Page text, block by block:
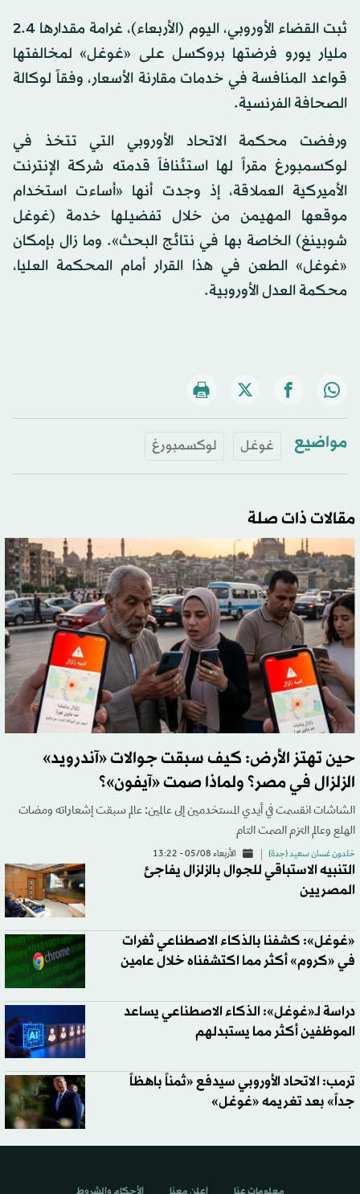
ثبت القضاء الأوروبي، اليوم (الأربعاء)، غرامة مقدارها 2.4
مليار يورو فرضتها بروكسل على «غوغل» لمخالفتها
قواعد المنافسة في خدمات مقارنة الأسعار، وفقاً لوكالة
الصحافة الفرنسية.
ورفضت محكمة الاتحاد الأوروبي التي تتخذ في
لوكسمبورغ مقراً لها استئنافاً قدمته شركة الإنترنت
الأميركية العملاقة، إذ وجدت أنها «أساءت استخدام
موقعها المهيمن من خلال تفضيلها خدمة (غوغل
شوبينغ) الخاصة بها في نتائج البحث». وما زال بإمكان
«غوغل» الطعن في هذا القرار أمام المحكمة العليا،
محكمة العدل الأوروبية.
مواضيع غوغل لوكسمبورغ
مقالات ذات صلة
حين تهتز الأرض: كيف سبقت جوالات «آندرويد»
الزلزال في مصر؟ ولماذا صمت «آيفون»؟
الشاشات انقسمت في أيدي المستخدمين إلى عالمين: عالم سبقت إشعاراته ومضات
الهلع وعالم التزم الصمت التام
خلدون غسان سعيد (جدة) الأربعاء 05/08 - 13:22
التنبيه الاستباقي للجوال بالزلزال يفاجئ
المصريين
«غوغل»: كشفنا بالذكاء الاصطناعي ثغرات
في «كروم» أكثر مما اكتشفناه خلال عامين
دراسة لـ«غوغل»: الذكاء الاصطناعي يساعد
الموظفين أكثر مما يستبدلهم
ترمب: الاتحاد الأوروبي سيدفع «ثمناً باهظاً
جداً» بعد تغريمه «غوغل»